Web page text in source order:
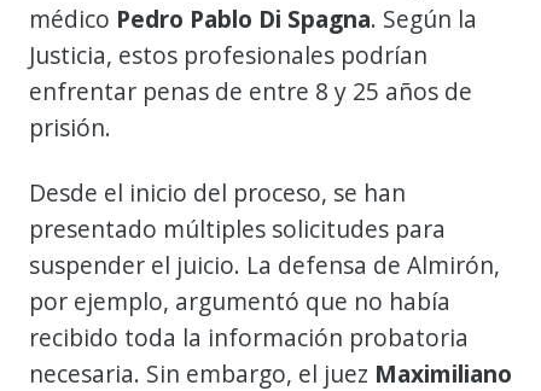
médico Pedro Pablo Di Spagna. Según la
Justicia, estos profesionales podrían
enfrentar penas de entre 8 y 25 años de
prisión.
Desde el inicio del proceso, se han
presentado múltiples solicitudes para
suspender el juicio. La defensa de Almirón,
por ejemplo, argumentó que no había
recibido toda la información probatoria
necesaria. Sin embargo, el juez Maximiliano